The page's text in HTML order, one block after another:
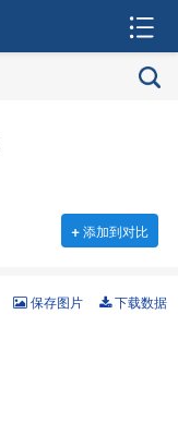
+添加到对比
下载数据
保存图片